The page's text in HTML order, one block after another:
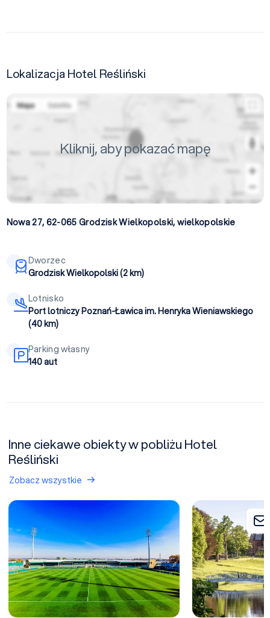
Lokalizacja Hotel Reśliński
Kliknij, aby pokazać mapę
Nowa 27, 62-065Grodzisk Wielkopolski,wielkopolskie
Dworzec
Grodzisk Wielkopolski (2 km)
Lotnisko
Port lotniczy Poznań-Ławica im. Henryka Wieniawskiego
(40 km)
Parking własny
140 aut
Inne ciekawe obiekty w pobliżu Hotel
Reśliński
Zobacz wszystkie
Hotel Rodan-Groklin - OBIEKT ZAMKNIĘTY (zamknięty na stałe)
Pałac & Spichlerz